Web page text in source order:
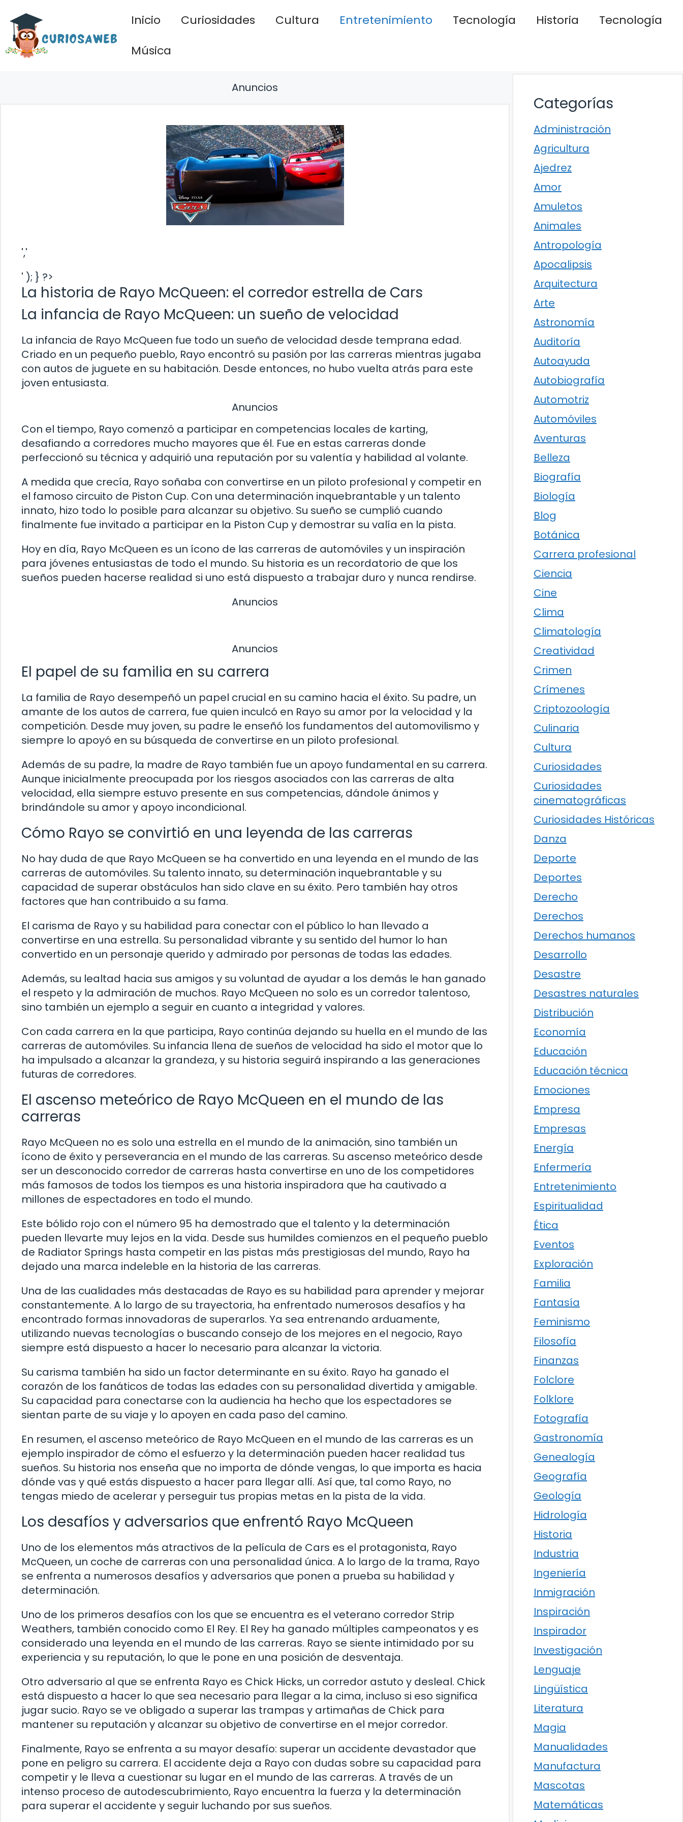
contenido
Inicio Curiosidades Cultura Entretenimiento Tecnología Historia
Tecnología
Música
Anuncios
','
' ); } ?>
La historia de Rayo McQueen: el corredor estrella de Cars
La infancia de Rayo McQueen: un sueño de velocidad
La infancia de Rayo McQueen fue todo un sueño de velocidad desde temprana edad.
Criado en un pequeño pueblo, Rayo encontró su pasión por las carreras mientras jugaba
con autos de juguete en su habitación. Desde entonces, no hubo vuelta atrás para este
joven entusiasta.
Anuncios
Con el tiempo, Rayo comenzó a participar en competencias locales de karting,
desafiando a corredores mucho mayores que él. Fue en estas carreras donde
perfeccionó su técnica y adquirió una reputación por su valentía y habilidad al volante.
A medida que crecía, Rayo soñaba con convertirse en un piloto profesional y competir en
el famoso circuito de Piston Cup. Con una determinación inquebrantable y un talento
innato, hizo todo lo posible para alcanzar su objetivo. Su sueño se cumplió cuando
finalmente fue invitado a participar en la Piston Cup y demostrar su valía en la pista.
Hoy en día, Rayo McQueen es un ícono de las carreras de automóviles y un inspiración
para jóvenes entusiastas de todo el mundo. Su historia es un recordatorio de que los
sueños pueden hacerse realidad si uno está dispuesto a trabajar duro y nunca rendirse.
Anuncios
Anuncios
El papel de su familia en su carrera
La familia de Rayo desempeñó un papel crucial en su camino hacia el éxito. Su padre, un
amante de los autos de carrera, fue quien inculcó en Rayo su amor por la velocidad y la
competición. Desde muy joven, su padre le enseñó los fundamentos del automovilismo y
siempre lo apoyó en su búsqueda de convertirse en un piloto profesional.
Además de su padre, la madre de Rayo también fue un apoyo fundamental en su carrera.
Aunque inicialmente preocupada por los riesgos asociados con las carreras de alta
velocidad, ella siempre estuvo presente en sus competencias, dándole ánimos y
brindándole su amor y apoyo incondicional.
Cómo Rayo se convirtió en una leyenda de las carreras
No hay duda de que Rayo McQueen se ha convertido en una leyenda en el mundo de las
carreras de automóviles. Su talento innato, su determinación inquebrantable y su
capacidad de superar obstáculos han sido clave en su éxito. Pero también hay otros
factores que han contribuido a su fama.
El carisma de Rayo y su habilidad para conectar con el público lo han llevado a
convertirse en una estrella. Su personalidad vibrante y su sentido del humor lo han
convertido en un personaje querido y admirado por personas de todas las edades.
Además, su lealtad hacia sus amigos y su voluntad de ayudar a los demás le han ganado
el respeto y la admiración de muchos. Rayo McQueen no solo es un corredor talentoso,
sino también un ejemplo a seguir en cuanto a integridad y valores.
Con cada carrera en la que participa, Rayo continúa dejando su huella en el mundo de las
carreras de automóviles. Su infancia llena de sueños de velocidad ha sido el motor que lo
ha impulsado a alcanzar la grandeza, y su historia seguirá inspirando a las generaciones
futuras de corredores.
El ascenso meteórico de Rayo McQueen en el mundo de las
carreras
Rayo McQueen no es solo una estrella en el mundo de la animación, sino también un
ícono de éxito y perseverancia en el mundo de las carreras. Su ascenso meteórico desde
ser un desconocido corredor de carreras hasta convertirse en uno de los competidores
más famosos de todos los tiempos es una historia inspiradora que ha cautivado a
millones de espectadores en todo el mundo.
Este bólido rojo con el número 95 ha demostrado que el talento y la determinación
pueden llevarte muy lejos en la vida. Desde sus humildes comienzos en el pequeño pueblo
de Radiator Springs hasta competir en las pistas más prestigiosas del mundo, Rayo ha
dejado una marca indeleble en la historia de las carreras.
Una de las cualidades más destacadas de Rayo es su habilidad para aprender y mejorar
constantemente. A lo largo de su trayectoria, ha enfrentado numerosos desafíos y ha
encontrado formas innovadoras de superarlos. Ya sea entrenando arduamente,
utilizando nuevas tecnologías o buscando consejo de los mejores en el negocio, Rayo
siempre está dispuesto a hacer lo necesario para alcanzar la victoria.
Su carisma también ha sido un factor determinante en su éxito. Rayo ha ganado el
corazón de los fanáticos de todas las edades con su personalidad divertida y amigable.
Su capacidad para conectarse con la audiencia ha hecho que los espectadores se
sientan parte de su viaje y lo apoyen en cada paso del camino.
En resumen, el ascenso meteórico de Rayo McQueen en el mundo de las carreras es un
ejemplo inspirador de cómo el esfuerzo y la determinación pueden hacer realidad tus
sueños. Su historia nos enseña que no importa de dónde vengas, lo que importa es hacia
dónde vas y qué estás dispuesto a hacer para llegar allí. Así que, tal como Rayo, no
tengas miedo de acelerar y perseguir tus propias metas en la pista de la vida.
Los desafíos y adversarios que enfrentó Rayo McQueen
Uno de los elementos más atractivos de la película de Cars es el protagonista, Rayo
McQueen, un coche de carreras con una personalidad única. A lo largo de la trama, Rayo
se enfrenta a numerosos desafíos y adversarios que ponen a prueba su habilidad y
determinación.
Uno de los primeros desafíos con los que se encuentra es el veterano corredor Strip
Weathers, también conocido como El Rey. El Rey ha ganado múltiples campeonatos y es
considerado una leyenda en el mundo de las carreras. Rayo se siente intimidado por su
experiencia y su reputación, lo que le pone en una posición de desventaja.
Otro adversario al que se enfrenta Rayo es Chick Hicks, un corredor astuto y desleal. Chick
está dispuesto a hacer lo que sea necesario para llegar a la cima, incluso si eso significa
jugar sucio. Rayo se ve obligado a superar las trampas y artimañas de Chick para
mantener su reputación y alcanzar su objetivo de convertirse en el mejor corredor.
Finalmente, Rayo se enfrenta a su mayor desafío: superar un accidente devastador que
pone en peligro su carrera. El accidente deja a Rayo con dudas sobre su capacidad para
competir y le lleva a cuestionar su lugar en el mundo de las carreras. A través de un
intenso proceso de autodescubrimiento, Rayo encuentra la fuerza y la determinación
para superar el accidente y seguir luchando por sus sueños.
Categorías
Administración
Agricultura
Ajedrez
Amor
Amuletos
Animales
Antropología
Apocalipsis
Arquitectura
Arte
Astronomía
Auditoría
Autoayuda
Autobiografía
Automotriz
Automóviles
Aventuras
Belleza
Biografía
Biología
Blog
Botánica
Carrera profesional
Ciencia
Cine
Clima
Climatología
Creatividad
Crimen
Crímenes
Criptozoología
Culinaria
Cultura
Curiosidades
Curiosidades
cinematográficas
Curiosidades Históricas
Danza
Deporte
Deportes
Derecho
Derechos
Derechos humanos
Desarrollo
Desastre
Desastres naturales
Distribución
Economía
Educación
Educación técnica
Emociones
Empresa
Empresas
Energía
Enfermería
Entretenimiento
Espiritualidad
Ética
Eventos
Exploración
Familia
Fantasía
Feminismo
Filosofía
Finanzas
Folclore
Folklore
Fotografía
Gastronomía
Genealogía
Geografía
Geología
Hidrología
Historia
Industria
Ingeniería
Inmigración
Inspiración
Inspirador
Investigación
Lenguaje
Lingüística
Literatura
Magia
Manualidades
Manufactura
Mascotas
Matemáticas